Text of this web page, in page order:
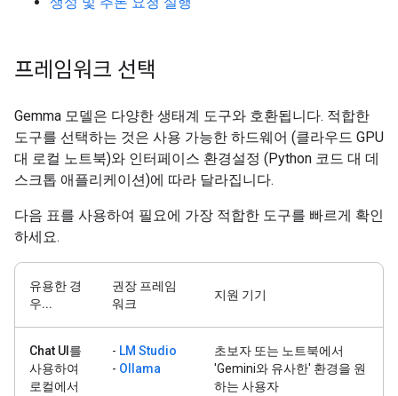
프레임워크 선택
Gemma 모델은 다양한 생태계 도구와 호환됩니다. 적합한
도구를 선택하는 것은 사용 가능한 하드웨어 (클라우드 GPU
대 로컬 노트북)와 인터페이스 환경설정 (Python 코드 대 데
스크톱 애플리케이션)에 따라 달라집니다.
다음 표를 사용하여 필요에 가장 적합한 도구를 빠르게 확인
하세요.
유용한 경
우...
권장 프레임
워크
지원 기기
Chat UI를
사용하여
로컬에서
- LM Studio
- Ollama
초보자 또는 노트북에서
'Gemini와 유사한' 환경을 원
하는 사용자